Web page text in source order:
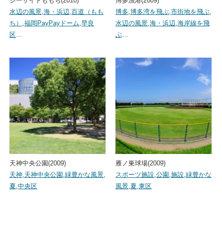
水辺の風景,海・浜辺,百道（もも
ち） ,福岡PayPayドーム,早良
区…
博多,博多湾を飛ぶ,市街地を飛ぶ,
水辺の風景,海・浜辺,海岸線を飛
ぶ…
天神中央公園(2009)
天神,天神中央公園 ,緑豊かな風景,
夏,中央区
雁ノ巣球場(2009)
スポーツ施設,公園 ,施設,緑豊かな
風景,夏,東区